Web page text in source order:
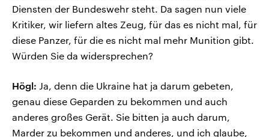
Diensten der Bundeswehr steht. Da sagen nun viele
Kritiker, wir liefern altes Zeug, für das es nicht mal, für
diese Panzer, für die es nicht mal mehr Munition gibt.
Würden Sie da widersprechen?
Högl: Ja, denn die Ukraine hat ja darum gebeten,
genau diese Geparden zu bekommen und auch
anderes großes Gerät. Sie bitten ja auch darum,
Marder zu bekommen und anderes, und ich glaube,